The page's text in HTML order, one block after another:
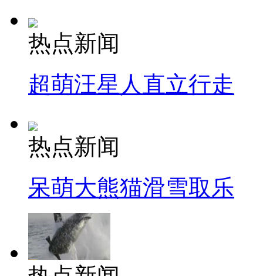
热点新闻
超萌汪星人直立行走
热点新闻
呆萌大熊猫滑雪取乐